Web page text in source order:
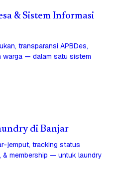
& Sistem Informasi
transparansi APBDes,
warga — dalam satu sistem
di Banjar
jemput, tracking status
membership — untuk laundry